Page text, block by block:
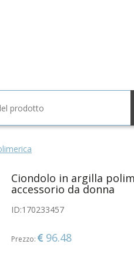
Ciondolo in argilla
accessorio da donna
ID:170233457
Prezzo: 96.48